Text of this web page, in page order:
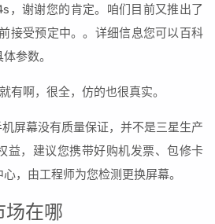
，谢谢您的肯定。咱们目前又推出了
接受预定中。。详细信息您可以百科
参数。
有啊，很全，仿的也很真实。
屏幕没有质量保证，并不是三星生产
益，建议您携带好购机发票、包修卡
，由工程师为您检测更换屏幕。
场在哪